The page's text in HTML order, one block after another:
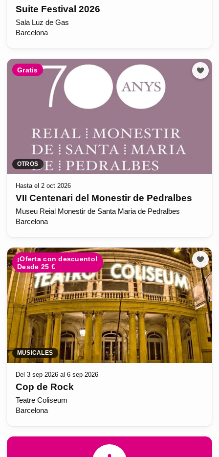
Suite Festival 2026
Sala Luz de Gas
Barcelona
Gratis
OTROS
Hasta el 2 oct 2026
VII Centenari del Monestir de Pedralbes
Museu Reial Monestir de Santa Maria de Pedralbes
Barcelona
¡Oferta con descuento!
Desde 25 €
MUSICALES
Del 3 sep 2026 al 6 sep 2026
Cop de Rock
Teatre Coliseum
Barcelona